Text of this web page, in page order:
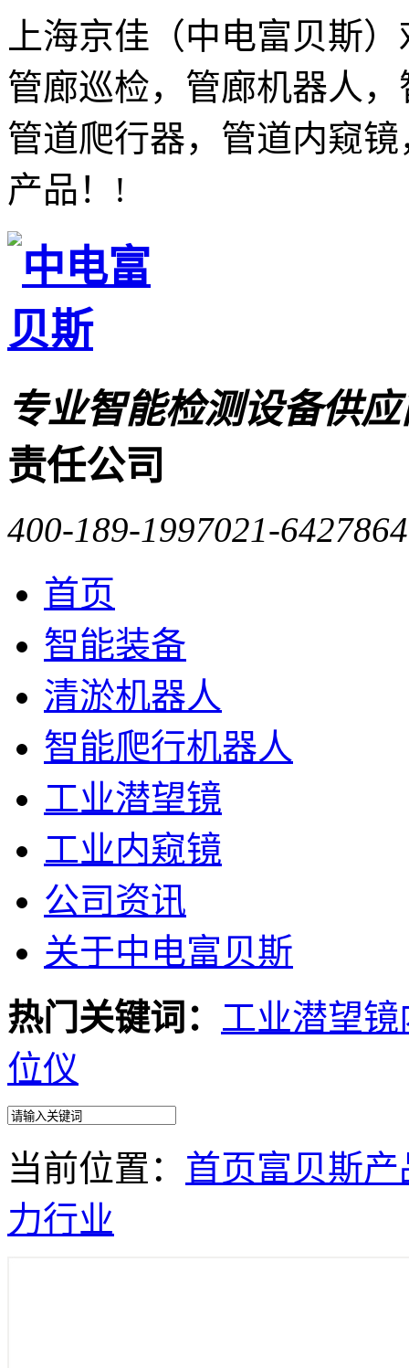
上海京佳（中电富贝斯
管廊巡检，管廊机器人
管道爬行器，管道内窥
产品！!
专业智能检测设备供
责任公司
400-189-1997021-
首页
智能装备
清淤机器人
智能爬行机器人
工业潜望镜
工业内窥镜
公司资讯
关于中电富贝斯
热门关键词： 工业潜望镜
位仪
当前位置： 首页富贝斯
力行业